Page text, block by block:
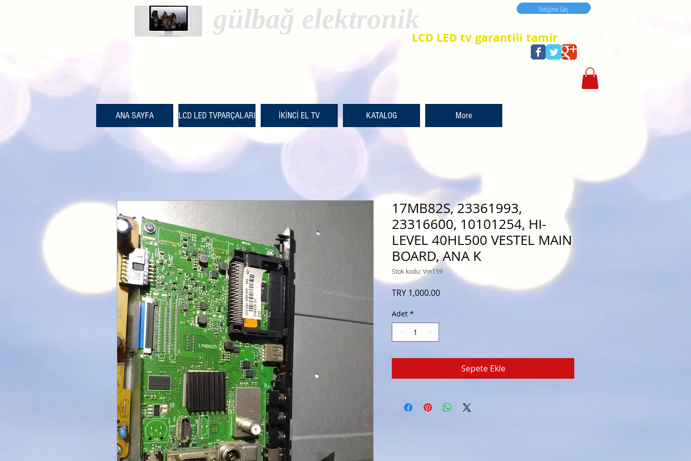
LCD LED tv garantili tamir
gülbağ elektronik İletişime Geç
İletişime Geç
ANA SAYFA LCD LED TVPARÇALARI İKİNCİ EL TV KATALOG More
17MB82S, 23361993,
23316600, 10101254, HI-
LEVEL 40HL500 VESTEL MAIN
BOARD, ANA K
Stok kodu: Vm159
TRY 1,000.00Fiyat
Adet *
Sepete Ekle